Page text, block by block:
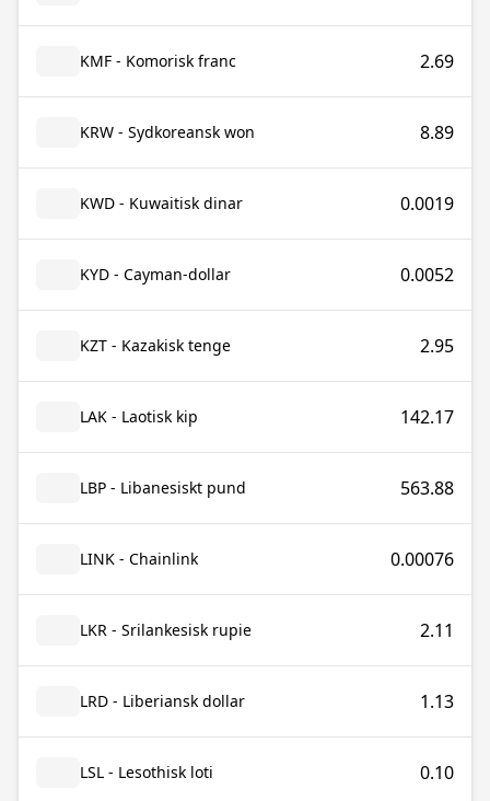
KMF - Komorisk franc 2.69
KRW - Sydkoreansk won 8.89
KWD - Kuwaitisk dinar 0.0019
KYD - Cayman-dollar 0.0052
KZT - Kazakisk tenge 2.95
LAK - Laotisk kip 142.17
LBP - Libanesiskt pund 563.88
LINK - Chainlink 0.00076
LKR - Srilankesisk rupie 2.11
LRD - Liberiansk dollar 1.13
LSL - Lesothisk loti 0.10